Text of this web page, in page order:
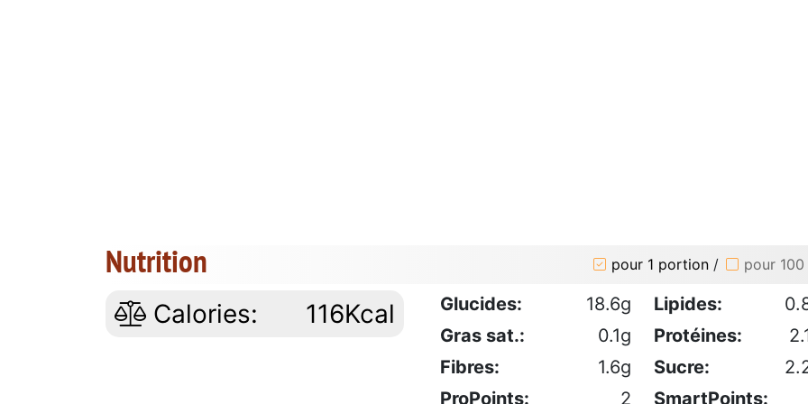
Nutrition pour 1 portion / pour 100
Calories: 116Kcal Glucides: 18.6g Lipides:
Gras sat.:
0.1g Protéines:
Fibres:
1.6g Sucre:
ProPoints:
2 SmartPoints: